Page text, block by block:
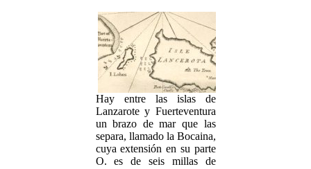
Hay entre las islas de
Lanzarote y Fuerteventura
un brazo de mar que las
separa, llamado la Bocaina,
cuya extensión en su parte
O. es de seis millas de